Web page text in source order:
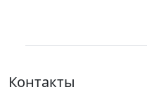
Контакты